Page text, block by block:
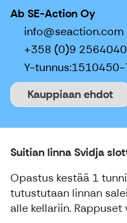
Ab SE-Action Oy
info@seaction.com
+358 (0)9 2564040
Y-tunnus:1510450-
Kauppiaan ehdot
Suitian linna Svidja
Opastus kestää 1
tutustutaan linnan
alle kellariin.